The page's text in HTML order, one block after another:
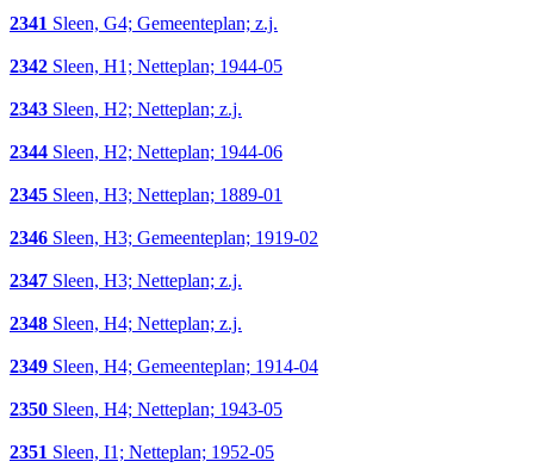
2341 Sleen, G4; Gemeenteplan; z.j.
2342 Sleen, H1; Netteplan; 1944-05
2343 Sleen, H2; Netteplan; z.j.
2344 Sleen, H2; Netteplan; 1944-06
2345 Sleen, H3; Netteplan; 1889-01
2346 Sleen, H3; Gemeenteplan; 1919-02
2347 Sleen, H3; Netteplan; z.j.
2348 Sleen, H4; Netteplan; z.j.
2349 Sleen, H4; Gemeenteplan; 1914-04
2350 Sleen, H4; Netteplan; 1943-05
2351 Sleen, I1; Netteplan; 1952-05